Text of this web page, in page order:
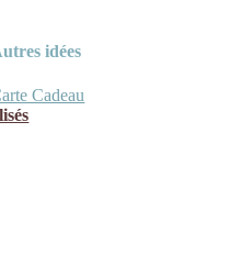
idées
Cadeau